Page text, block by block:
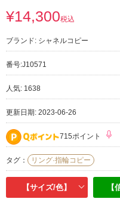
¥14,300税込
ブランド: シャネルコピー
番号:J10571
人気: 1638
更新日期: 2023-06-26
715ポイント
タグ： リング·指輪コピー
【サイズ/色】 【